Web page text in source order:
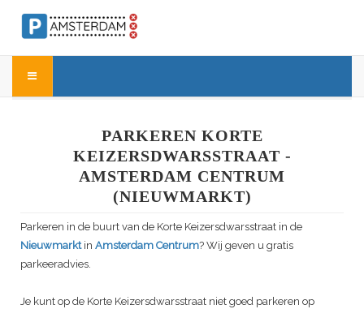
PARKEREN KORTE
KEIZERSDWARSSTRAAT -
AMSTERDAM CENTRUM
(NIEUWMARKT)
Parkeren in de buurt van de Korte Keizersdwarsstraat in de
Nieuwmarktin Amsterdam Centrum? Wij geven u gratis
parkeeradvies.
Je kunt op de Korte Keizersdwarsstraat niet goed parkeren op